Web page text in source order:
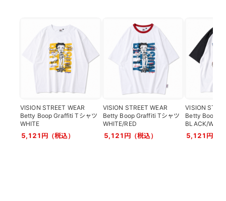
VISION STREET WEAR
Betty Boop Graffiti Tシャツ
WHITE
5,121円（税込）
VISION STREET WEAR
Betty Boop Graffiti Tシャツ
WHITE/RED
5,121円（税込）
VISION
Betty Boop
BLACK/
5,121円（